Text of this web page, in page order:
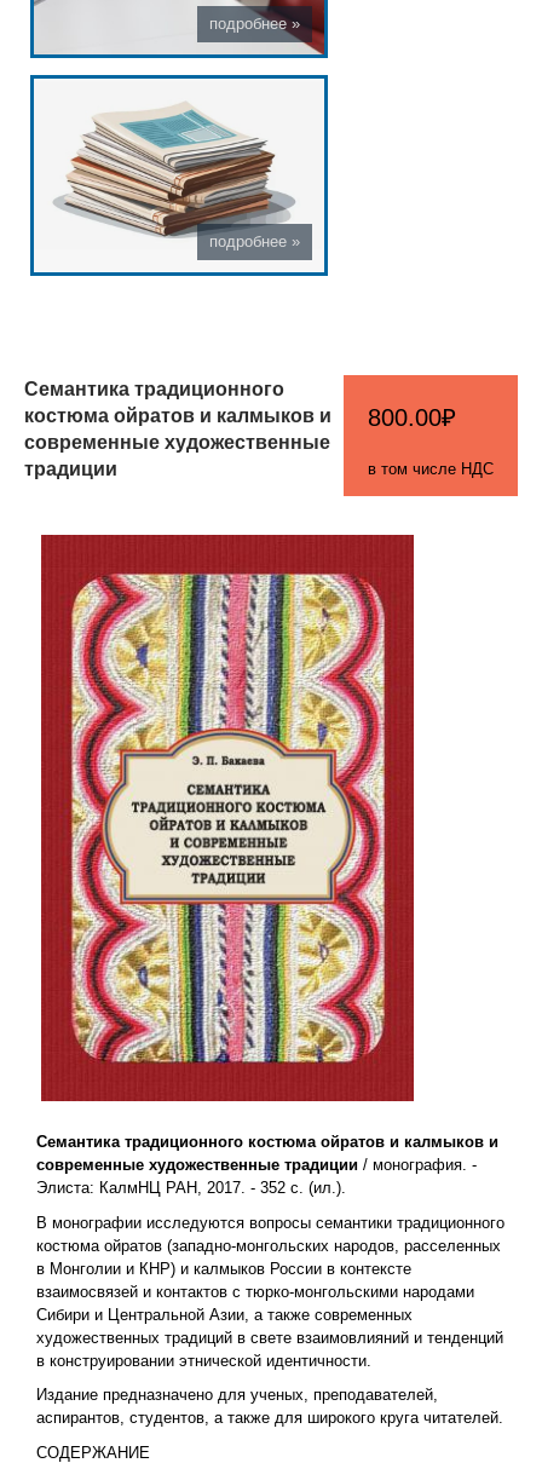
800.00₽
в том числе НДС
Семантика традиционного
костюма ойратов и калмыков и
современные художественные
традиции
Семантика традиционного костюма ойратов и калмыков и
современные художественные традиции/ монография. -
Элиста: КалмНЦ РАН, 2017. - 352 с. (ил.).
В монографии исследуются вопросы семантики традиционного
костюма ойратов (западно-монгольских народов, расселенных
в Монголии и КНР) и калмыков России в контексте
взаимосвязей и контактов с тюрко-монгольскими народами
Сибири и Центральной Азии, а также современных
художественных традиций в свете взаимовлияний и тенденций
в конструировании этнической идентичности.
Издание предназначено для ученых, преподавателей,
аспирантов, студентов, а также для широкого круга читателей.
СОДЕРЖАНИЕ